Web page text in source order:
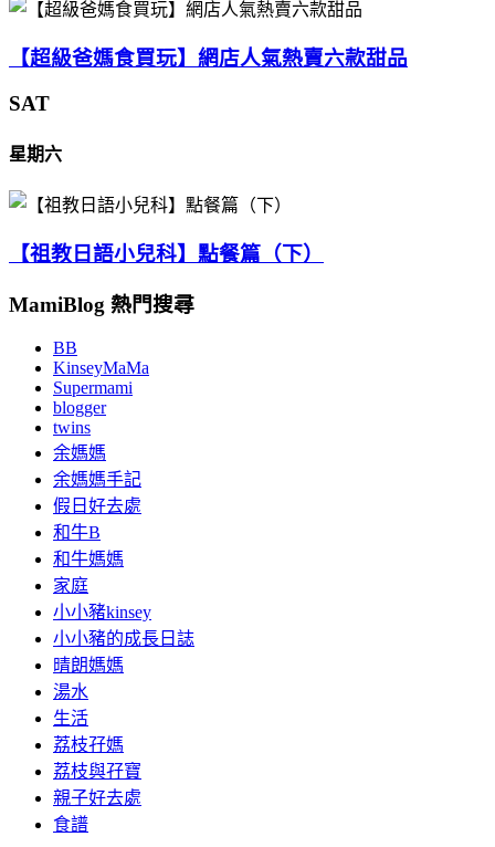
【超級爸媽食買玩】網店人氣熱賣六款甜品
SAT
星期六
【祖教日語小兒科】點餐篇（下）
MamiBlog 熱門搜尋
BB
KinseyMaMa
Supermami
blogger
twins
余媽媽
余媽媽手記
假日好去處
和牛B
和牛媽媽
家庭
小小豬kinsey
小小豬的成長日誌
晴朗媽媽
湯水
生活
荔枝孖媽
荔枝與孖寶
親子好去處
食譜